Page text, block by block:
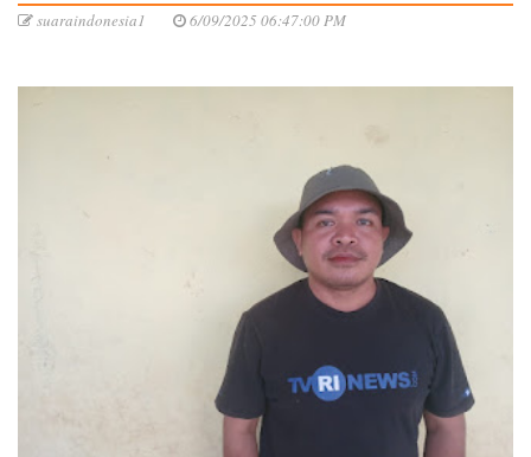
suaraindonesia1 6/09/2025 06:47:00 PM